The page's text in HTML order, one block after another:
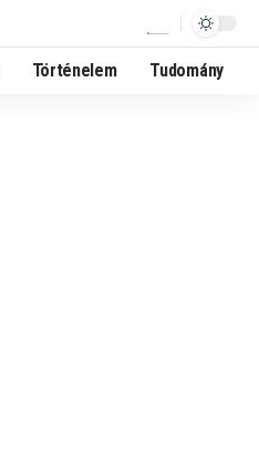
Történelem Tudomány